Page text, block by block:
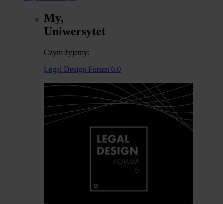
My,
Uniwersytet
Czym żyjemy:
Legal Design Forum 6.0